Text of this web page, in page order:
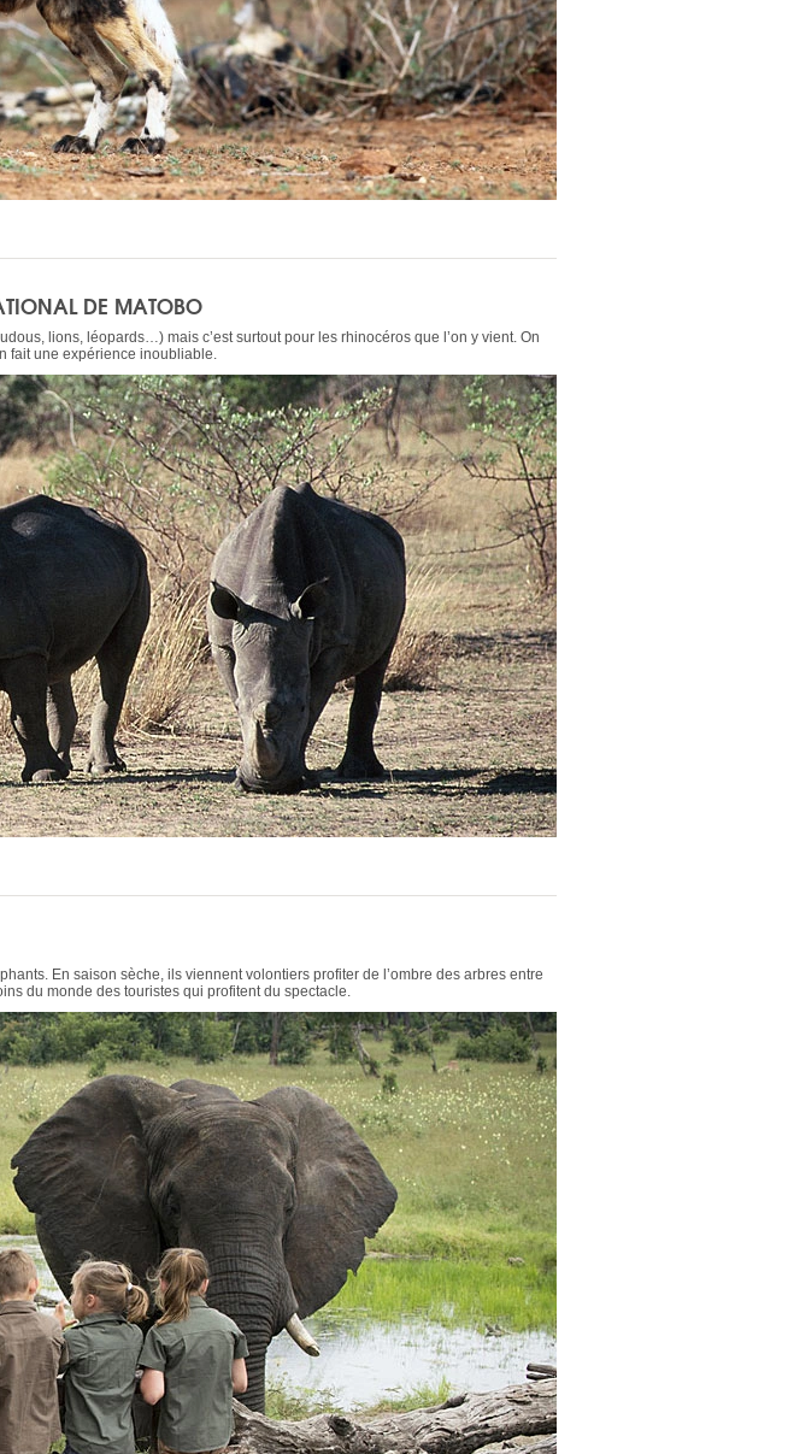
DE MATOBO
lions, léopards…) mais c’est surtout pour les rhinocéros que l’on y vient. On
fait une expérience inoubliable.
En saison sèche, ils viennent volontiers profiter de l’ombre des arbres entre
du monde des touristes qui profitent du spectacle.